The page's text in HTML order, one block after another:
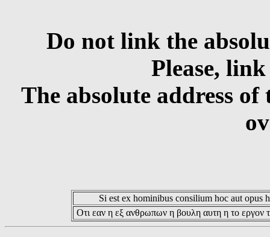
Do not link the
Please,
The absolute address
Si est ex hominibus consilium hoc aut opus
Οτι εαν η εξ ανθρωπων η βουλη αυτη η το εργον